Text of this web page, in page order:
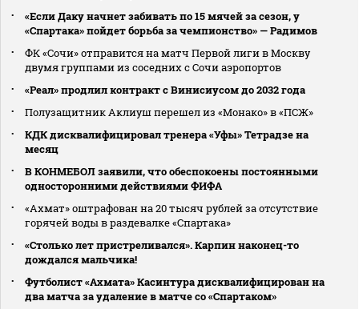
«Если Даку начнет забивать по 15 мячей за сезон, у
«Спартака» пойдет борьба за чемпионство» — Радимов
ФК «Сочи» отправится на матч Первой лиги в Москву
двумя группами из соседних с Сочи аэропортов
«Реал» продлил контракт с Винисиусом до 2032 года
Полузащитник Аклиуш перешел из «Монако» в «ПСЖ»
КДК дисквалифицировал тренера «Уфы» Тетрадзе на
месяц
В КОНМЕБОЛ заявили, что обеспокоены постоянными
односторонними действиями ФИФА
«Ахмат» оштрафован на 20 тысяч рублей за отсутствие
горячей воды в раздевалке «Спартака»
«Столько лет пристреливался». Карпин наконец-то
дождался мальчика!
Футболист «Ахмата» Касинтура дисквалифицирован на
два матча за удаление в матче со «Спартаком»